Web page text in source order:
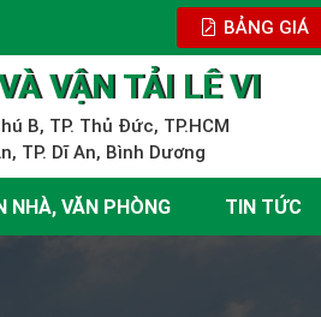
BẢNG GIÁ
VẬN TẢI LÊ VI
B, TP. Thủ Đức, TP.HCM
TP. Dĩ An, Bình Dương
NHÀ, VĂN PHÒNG TIN TỨC